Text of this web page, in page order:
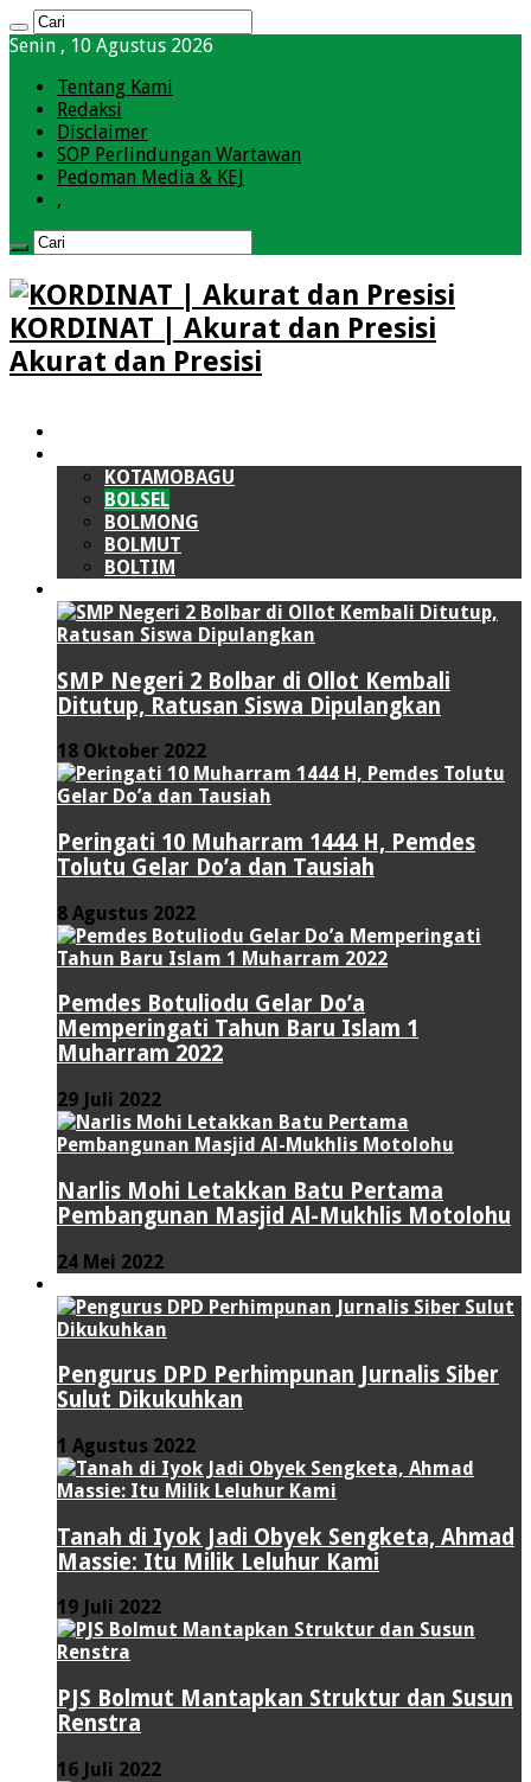
Senin , 10 Agustus 2026
Tentang Kami
Redaksi
Disclaimer
SOP Perlindungan Wartawan
Pedoman Media & KEJ
,
KORDINAT | Akurat dan Presisi
Akurat dan Presisi
KOTAMOBAGU
BOLSEL
BOLMONG
BOLMUT
BOLTIM
SMP Negeri 2 Bolbar di Ollot Kembali
Ditutup, Ratusan Siswa Dipulangkan
18 Oktober 2022
Peringati 10 Muharram 1444 H, Pemdes
Tolutu Gelar Do’a dan Tausiah
8 Agustus 2022
Pemdes Botuliodu Gelar Do’a
Memperingati Tahun Baru Islam 1
Muharram 2022
29 Juli 2022
Narlis Mohi Letakkan Batu Pertama
Pembangunan Masjid Al-Mukhlis Motolohu
24 Mei 2022
Pengurus DPD Perhimpunan Jurnalis Siber
Sulut Dikukuhkan
1 Agustus 2022
Tanah di Iyok Jadi Obyek Sengketa, Ahmad
Massie: Itu Milik Leluhur Kami
19 Juli 2022
PJS Bolmut Mantapkan Struktur dan Susun
Renstra
16 Juli 2022